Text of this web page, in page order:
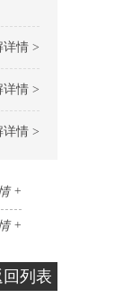
详情 >
详情 >
详情 >
+
+
回列表